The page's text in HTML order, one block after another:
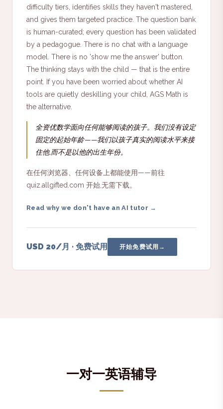
difficulty tiers, identifies skills they haven't mastered,
and gives them targeted practice. The question bank
is human-curated; every question has been validated
by a pedagogue. There is no chat with a language
model. There is no 'show me the answer' button.
The thinking stays with the child — that is the entire
point. If you have been worried about whether AI
tools are quietly deskilling your child, AGS Math is
the alternative.
全资优数学面向任何能够阅读的孩子。我们没有设定
固定的起始年龄——我们以孩子真实的阅读水平来接
住他,而不是以他的出生年份。
在任何浏览器、任何设备上都能使用——前往
quiz.allgifted.com 开始,无需下载。
Read why we don't have an AI tutor →
USD 20/月 · 免费试用 开始免费试用 →
一对一英语辅导